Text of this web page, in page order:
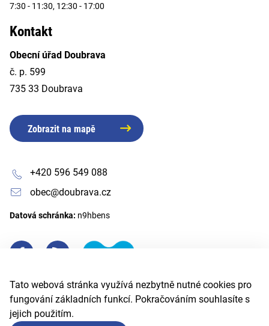
Tato webová stránka využívá nezbytně nutné cookies pro
fungování základních funkcí. Pokračováním souhlasíte s
jejich použitím.
7:30 - 11:30, 12:30 - 17:00
Kontakt
Obecní úřad Doubrava
č. p. 599
735 33 Doubrava
Zobrazit na mapě
+420 596 549 088
obec@doubrava.cz
Datová schránka: n9hbens